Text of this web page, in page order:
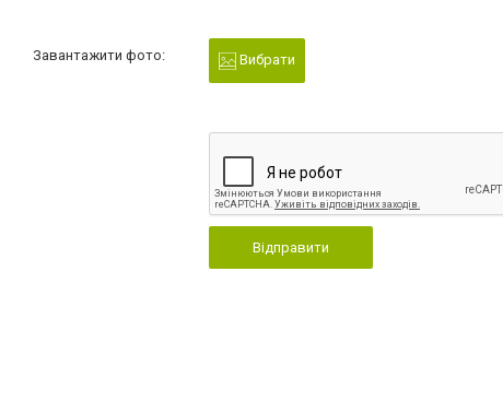
Завантажити фото: Вибрати
Відправити